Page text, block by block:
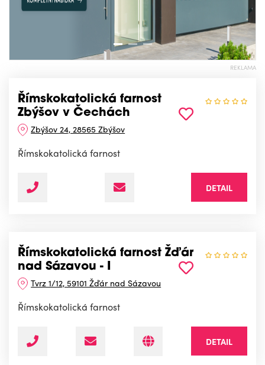
REKLAMA
Římskokatolická farnost
Zbýšov v Čechách
Zbýšov 24, 28565 Zbýšov
Římskokatolická farnost
DETAIL
Římskokatolická farnost Žďár
nad Sázavou - I
Tvrz 1/12, 59101 Žďár nad Sázavou
Římskokatolická farnost
DETAIL